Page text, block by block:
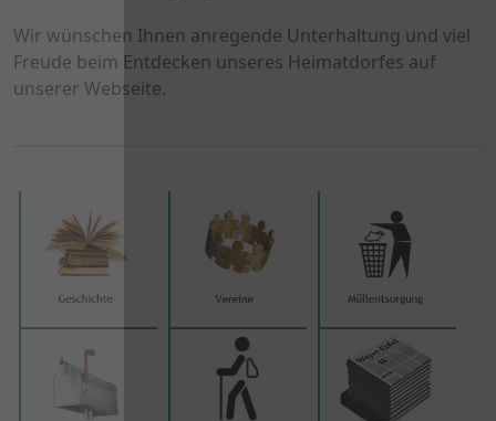
Wir wünschen Ihnen anregende Unterhaltung und viel
Freude beim Entdecken unseres Heimatdorfes auf
unserer Webseite.